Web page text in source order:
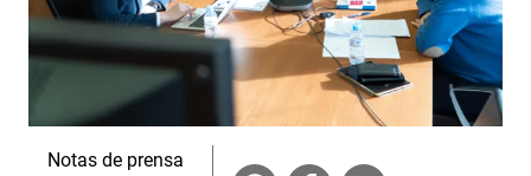
Notas de prensa